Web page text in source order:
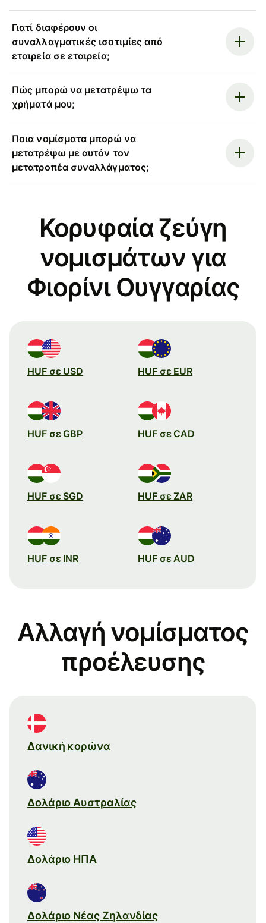
Γιατί διαφέρουν οι
συναλλαγματικές ισοτιμίες από
εταιρεία σε εταιρεία;
Πώς μπορώ να μετατρέψω τα
χρήματά μου;
Ποια νομίσματα μπορώ να
μετατρέψω με αυτόν τον
μετατροπέα συναλλάγματος;
Κορυφαία ζεύγη
νομισμάτων για
Φιορίνι Ουγγαρίας
HUF σε USD HUF σε EUR
HUF σε GBP HUF σε CAD
HUF σε SGD HUF σε ZAR
HUF σε INR HUF σε AUD
Αλλαγή νομίσματος
προέλευσης
Δανική κορώνα
Δολάριο Αυστραλίας
Δολάριο ΗΠΑ
Δολάριο Νέας Ζηλανδίας